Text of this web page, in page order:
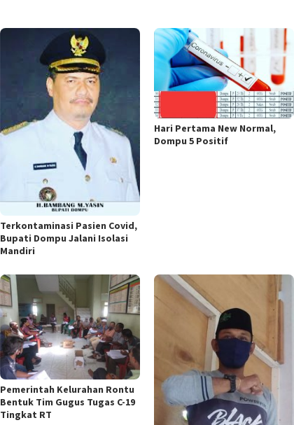
Terkontaminasi Pasien Covid,
Bupati Dompu Jalani Isolasi
Mandiri
Hari Pertama New Normal,
Dompu 5 Positif
Pemerintah Kelurahan Rontu
Bentuk Tim Gugus Tugas C-19
Tingkat RT